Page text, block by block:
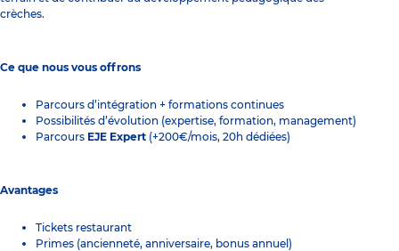
crèches.
Ce que nous vous offrons
Parcours d’intégration + formations continues
Possibilités d’évolution (expertise, formation, management)
Parcours EJE Expert (+200€/mois, 20h dédiées)
Avantages
Tickets restaurant
Primes (ancienneté, anniversaire, bonus annuel)